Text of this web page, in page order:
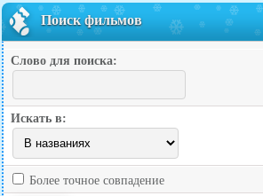
Поиск фильмов
Слово для поиска:
Искать в:
Более точное совпадение